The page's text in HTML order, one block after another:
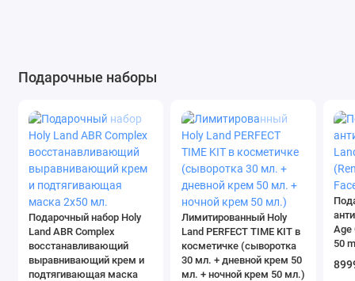
Подарочные наборы
Подарочный набор Holy
Land ABR Complex
восстанавливающий
выравнивающий крем и
подтягивающая маска
Лимитированный Holy
Land PERFECT TIME KIT в
косметичке (сыворотка
30 мл. + дневной крем 50
мл. + ночной крем 50 мл.)
Age
50